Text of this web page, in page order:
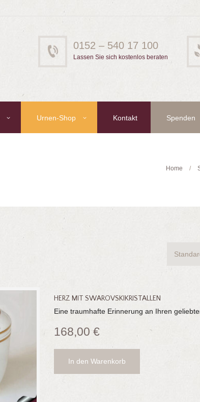
0152 – 540 17 100
Lassen Sie sich kostenlos beraten
Urnen-Shop Kontakt Spenden
Home
HERZ MIT SWAROVSKIKRISTALLEN
Eine traumhafte Erinnerung an Ihren
168,00€
In den Warenkorb